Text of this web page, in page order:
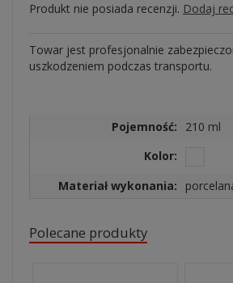
Produkt nie posiada recenzji. Dodaj
Towar jest profesjonalnie
uszkodzeniem podczas transportu.
Pojemność:
210 ml
Kolor:
Materiał wykonania:
Polecane produkty